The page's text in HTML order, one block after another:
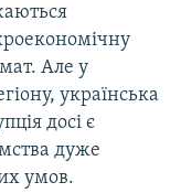
Але у
українська
досі є
дуже
умов.